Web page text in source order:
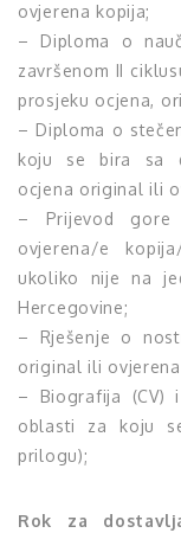
ovjerena kopija;
– Diploma o
završenom II
prosjeku ocjena,
– Diploma o
koju se bira sa
ocjena original ili
– Prijevod gore
ovjerena/e
ukoliko nije na
Hercegovine;
– Rješenje o
original ili
– Biografija (CV)
oblasti za koju
prilogu);
Rok za